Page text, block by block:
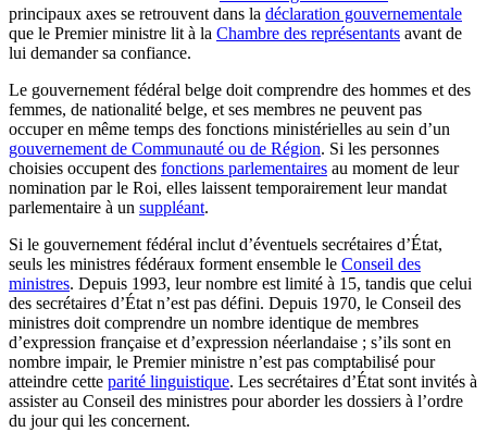
principaux axes se retrouvent dans la déclaration gouvernementale
que le Premier ministre lit à la Chambre des représentants avant de
lui demander sa confiance.
Le gouvernement fédéral belge doit comprendre des hommes et des
femmes, de nationalité belge, et ses membres ne peuvent pas
occuper en même temps des fonctions ministérielles au sein d’un
gouvernement de Communauté ou de Région. Si les personnes
choisies occupent des fonctions parlementaires au moment de leur
nomination par le Roi, elles laissent temporairement leur mandat
parlementaire à un suppléant.
Si le gouvernement fédéral inclut d’éventuels secrétaires d’État,
seuls les ministres fédéraux forment ensemble le Conseil des
ministres. Depuis 1993, leur nombre est limité à 15, tandis que celui
des secrétaires d’État n’est pas défini. Depuis 1970, le Conseil des
ministres doit comprendre un nombre identique de membres
d’expression française et d’expression néerlandaise ; s’ils sont en
nombre impair, le Premier ministre n’est pas comptabilisé pour
atteindre cette parité linguistique. Les secrétaires d’État sont invités à
assister au Conseil des ministres pour aborder les dossiers à l’ordre
du jour qui les concernent.